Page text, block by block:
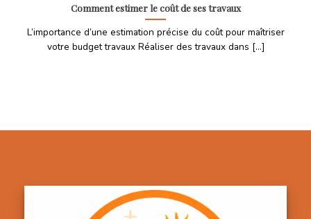
Comment estimer le coût de ses travaux
L’importance d’une estimation précise du coût pour maîtriser
votre budget travaux Réaliser des travaux dans [...]